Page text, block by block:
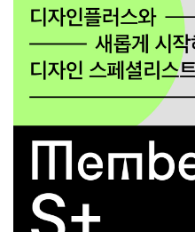
세종라운지는 소비와 체류, 이동
방문객은 특정 목적 없이 공간을
휴식과 이동이 자연스럽게 연결된
제공하는 장소를 넘어 경험이 축적
진화할 수 있음을 보여준다.